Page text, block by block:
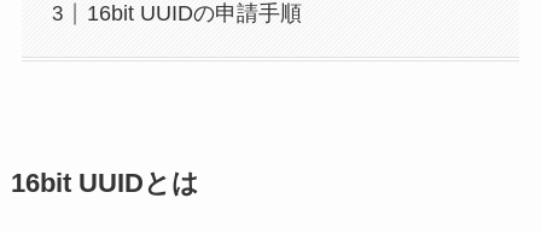
16bit UUIDの申請手順
16bit UUIDとは